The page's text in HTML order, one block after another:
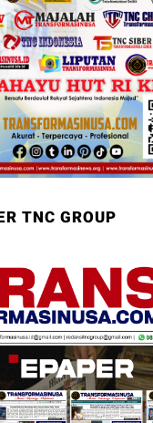
TNC GROUP